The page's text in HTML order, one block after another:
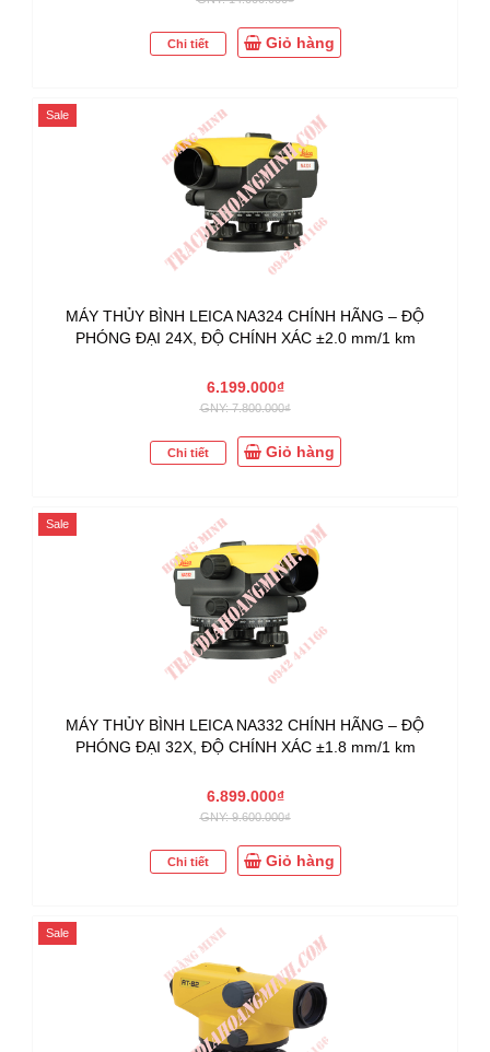
Chi tiết Giỏ hàng
Sale
MÁY THỦY BÌNH LEICA NA324 CHÍNH HÃNG – ĐỘ
PHÓNG ĐẠI 24X, ĐỘ CHÍNH XÁC ±2.0 mm/1 km
6.199.000₫
GNY: 7.800.000₫
Chi tiết Giỏ hàng
Sale
MÁY THỦY BÌNH LEICA NA332 CHÍNH HÃNG – ĐỘ
PHÓNG ĐẠI 32X, ĐỘ CHÍNH XÁC ±1.8 mm/1 km
6.899.000₫
GNY: 9.600.000₫
Chi tiết Giỏ hàng
Sale